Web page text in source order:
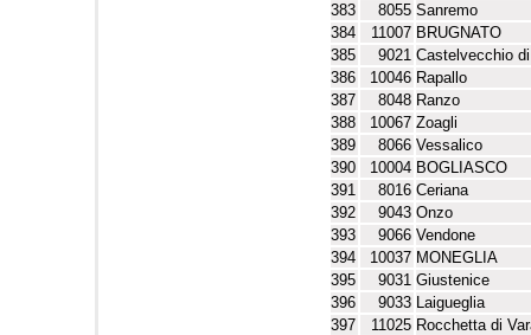
383
8055 Sanremo
384
11007 BRUGNATO
385
9021 Castelvecchio
386
10046 Rapallo
387
8048 Ranzo
388
10067 Zoagli
389
8066 Vessalico
390
10004 BOGLIASCO
391
8016 Ceriana
392
9043 Onzo
393
9066 Vendone
394
10037 MONEGLIA
395
9031 Giustenice
396
9033 Laigueglia
397
11025 Rocchetta di